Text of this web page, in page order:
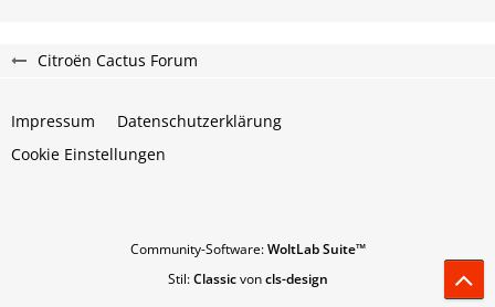
Citroën Cactus Forum
Impressum
Datenschutzerklärung
Cookie Einstellungen
Community-Software:WoltLab Suite™
Stil:Classicvoncls-design